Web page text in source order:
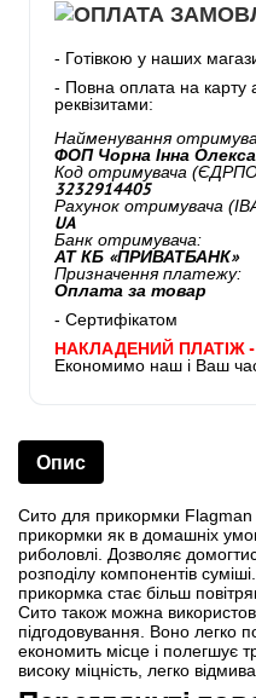
- Готівкою у наших
- Повна оплата на карту
реквізитами:
Найменування
ФОП Чорна Інна
Код отримувача
3232914405
Рахунок отримувача
UA
Банк отримувача:
АТ КБ «ПРИВАТБАНК»
Призначення платежу:
Оплата за товар
- Сертифікатом
НАКЛАДЕНИЙ ПЛАТІЖ
Економимо наш і Ваш
Опис
Сито для прикормки Flagman
прикормки як в домашніх
риболовлі. Дозволяє
розподілу компонентів
прикормка стає більш
Сито також можна
підгодовування. Воно легко
економить місце і полегшує
високу міцність, легко